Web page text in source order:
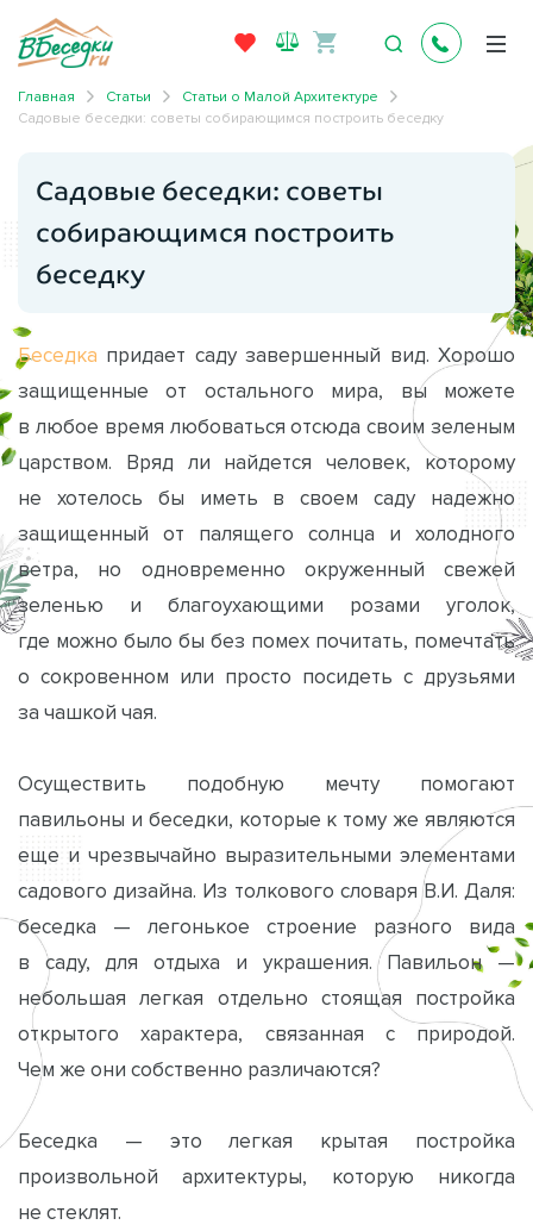
Главная Статьи
Статьи о Малой Архитектуре
Садовые беседки: советы собирающимся построить беседку
Садовые беседки: советы
собирающимся построить
беседку
Беседка придает саду завершенный вид. Хорошо
защищенные от остального мира, вы можете
в любое время любоваться отсюда своим зеленым
царством. Вряд ли найдется человек, которому
не хотелось бы иметь в своем саду надежно
защищенный от палящего солнца и холодного
ветра, но одновременно окруженный свежей
зеленью и благоухающими розами уголок,
где можно было бы без помех почитать, помечтать
о сокровенном или просто посидеть с друзьями
за чашкой чая.
Осуществить подобную мечту помогают
павильоны и беседки, которые к тому же являются
еще и чрезвычайно выразительными элементами
садового дизайна. Из толкового словаря В.И. Даля:
беседка — легонькое строение разного вида
в саду, для отдыха и украшения. Павильон —
небольшая легкая отдельно стоящая постройка
открытого характера, связанная с природой.
Чем же они собственно различаются?
Беседка — это легкая крытая постройка
произвольной архитектуры, которую никогда
не стеклят.